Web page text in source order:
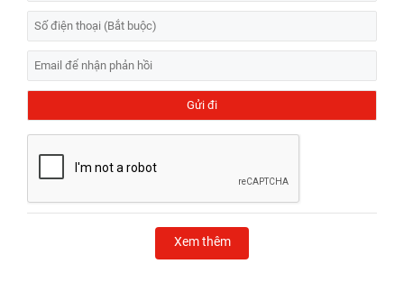
Xem thêm